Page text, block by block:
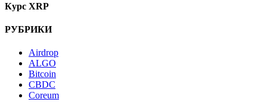
Курс XRP
РУБРИКИ
Airdrop
ALGO
Bitcoin
CBDC
Coreum